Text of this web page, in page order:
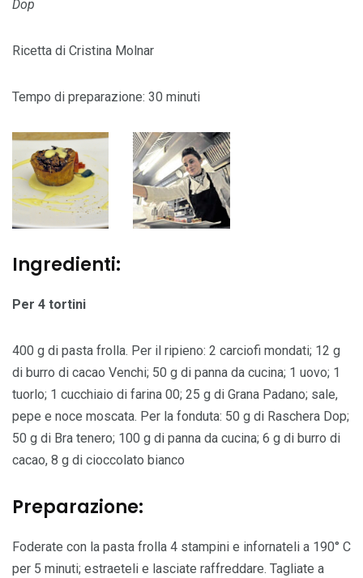
Dop
Ricetta di Cristina Molnar
Tempo di preparazione: 30 minuti
Ingredienti:
Per 4 tortini
400 g di pasta frolla. Per il ripieno: 2 carciofi mondati; 12 g
di burro di cacao Venchi; 50 g di panna da cucina; 1 uovo; 1
tuorlo; 1 cucchiaio di farina 00; 25 g di Grana Padano; sale,
pepe e noce moscata. Per la fonduta: 50 g di Raschera Dop;
50 g di Bra tenero; 100 g di panna da cucina; 6 g di burro di
cacao, 8 g di cioccolato bianco
Preparazione:
Foderate con la pasta frolla 4 stampini e infornateli a 190° C
per 5 minuti; estraeteli e lasciate raffreddare. Tagliate a